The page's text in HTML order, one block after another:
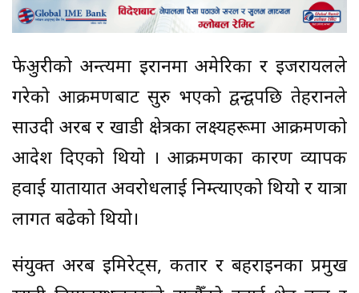
फेब्रुअरीको अन्त्यमा इरानमा अमेरिका र इजरायलले
गरेको आक्रमणबाट सुरु भएको द्वन्द्वपछि तेहरानले
साउदी अरब र खाडी क्षेत्रका लक्ष्यहरूमा आक्रमणको
आदेश दिएको थियो । आक्रमणका कारण व्यापक
हवाई यातायात अवरोधलाई निम्त्याएको थियो र यात्रा
लागत बढेको थियो।
संयुक्त अरब इमिरेट्स, कतार र बहराइनका प्रमुख